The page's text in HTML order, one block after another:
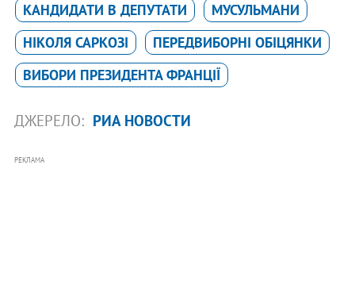
КАНДИДАТИ В ДЕПУТАТИ
МУСУЛЬМАНИ
НІКОЛЯ САРКОЗІ
ПЕРЕДВИБОРНІ ОБІЦЯНКИ
ВИБОРИ ПРЕЗИДЕНТА ФРАНЦІЇ
ДЖЕРЕЛО: РИА НОВОСТИ
РЕКЛАМА